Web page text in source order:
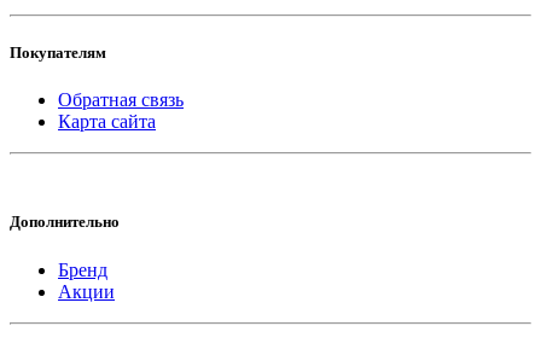
Покупателям
Обратная связь
Карта сайта
Дополнительно
Бренд
Акции